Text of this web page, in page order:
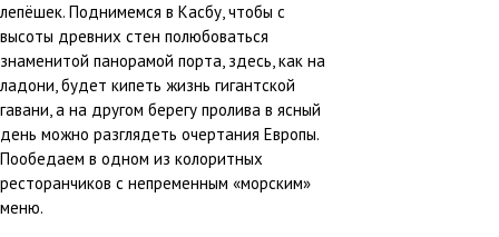
лепёшек. Поднимемся в Касбу, чтобы с
высоты древних стен полюбоваться
знаменитой панорамой порта, здесь, как на
ладони, будет кипеть жизнь гигантской
гавани, а на другом берегу пролива в ясный
день можно разглядеть очертания Европы.
Пообедаем в одном из колоритных
ресторанчиков с непременным «морским»
меню.